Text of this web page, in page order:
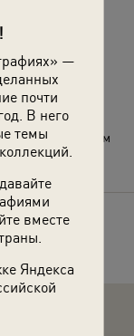
—
почти
В него
темы
вместе
Яндекса
побывавшей в
Союзе»
с этим